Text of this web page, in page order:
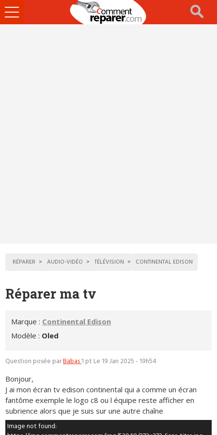
Ouvrir
le
RÉPARER AUDIO-VIDÉO TÉLÉVISION CONTINENTAL EDISON
Réparer ma tv
Marque : Continental Edison
Modèle : Oled
Question posée parBabas1 pt Le 19 Jan 2025 - 19h54
Bonjour,
J ai mon écran tv edison continental qui a comme un écran
fantôme exemple le logo c8 ou l équipe reste afficher en
subrience alors que je suis sur une autre chaîne
Image not found: